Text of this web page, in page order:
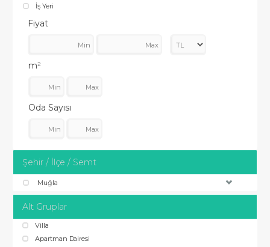
İş Yeri
Fiyat
m²
Oda Sayısı
Şehir / İlçe / Semt
Muğla
Alt Gruplar
Villa
Apartman Dairesi